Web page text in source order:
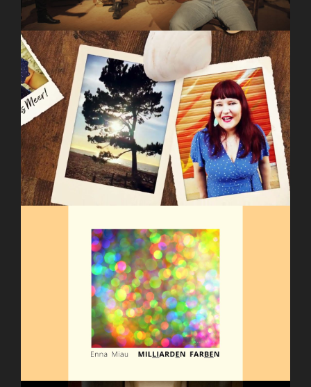
Enna Miau – Sie will ans Meer (Offizielles
Musikvideo)
Enna Miau – Milliarden Farben